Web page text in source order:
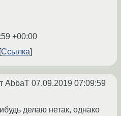
+00:00
Ссылка
AbbaT 07.09.2019 07:09:59
делаю нетак, однако